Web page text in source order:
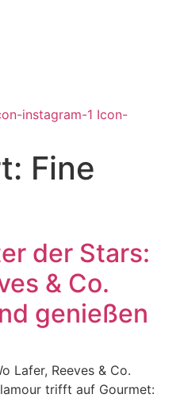
instagram-1 Icon-
Fine
der Stars:
& Co.
genießen
Lafer, Reeves & Co.
trifft auf Gourmet: